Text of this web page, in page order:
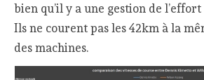
bien qu’il y a une gestion de
Ils ne courent pas les 42km à la
des machines.